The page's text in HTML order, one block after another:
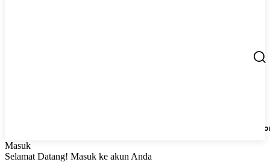
Masuk
Selamat Datang! Masuk ke akun Anda